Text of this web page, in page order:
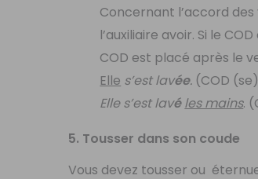
Concernant l’accord
l’auxiliaire avoir. Si le
COD est placé après le
Elle s’est lavée. (COD
Elle s’est lavé les mains.
5. Tousser dans son coude
Vous devez tousser ou